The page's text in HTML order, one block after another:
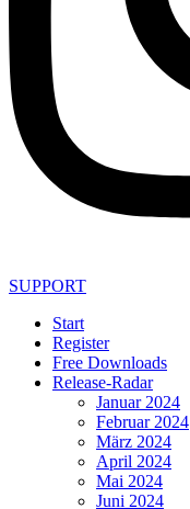
SUPPORT
Start
Register
Free Downloads
Release-Radar
Januar 2024
Februar 2024
März 2024
April 2024
Mai 2024
Juni 2024